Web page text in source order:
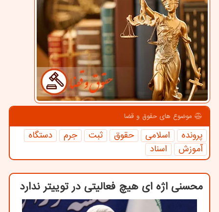
موضوع های حقوق و قضا
پرونده اسلامی حقوق ثبت جرم
دستگاه
آموزش
اسناد
محسنی اژه ای هیچ فعالیتی در توییتر ندارد